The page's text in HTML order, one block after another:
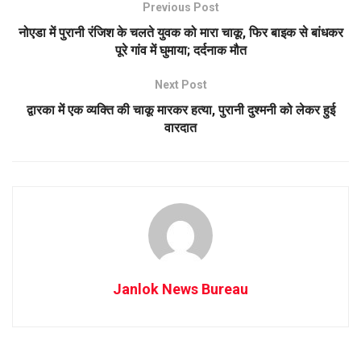
Previous Post
नोएडा में पुरानी रंजिश के चलते युवक को मारा चाकू, फिर बाइक से बांधकर
पूरे गांव में घुमाया; दर्दनाक मौत
Next Post
द्वारका में एक व्यक्ति की चाकू मारकर हत्या, पुरानी दुश्मनी को लेकर हुई
वारदात
Janlok News Bureau